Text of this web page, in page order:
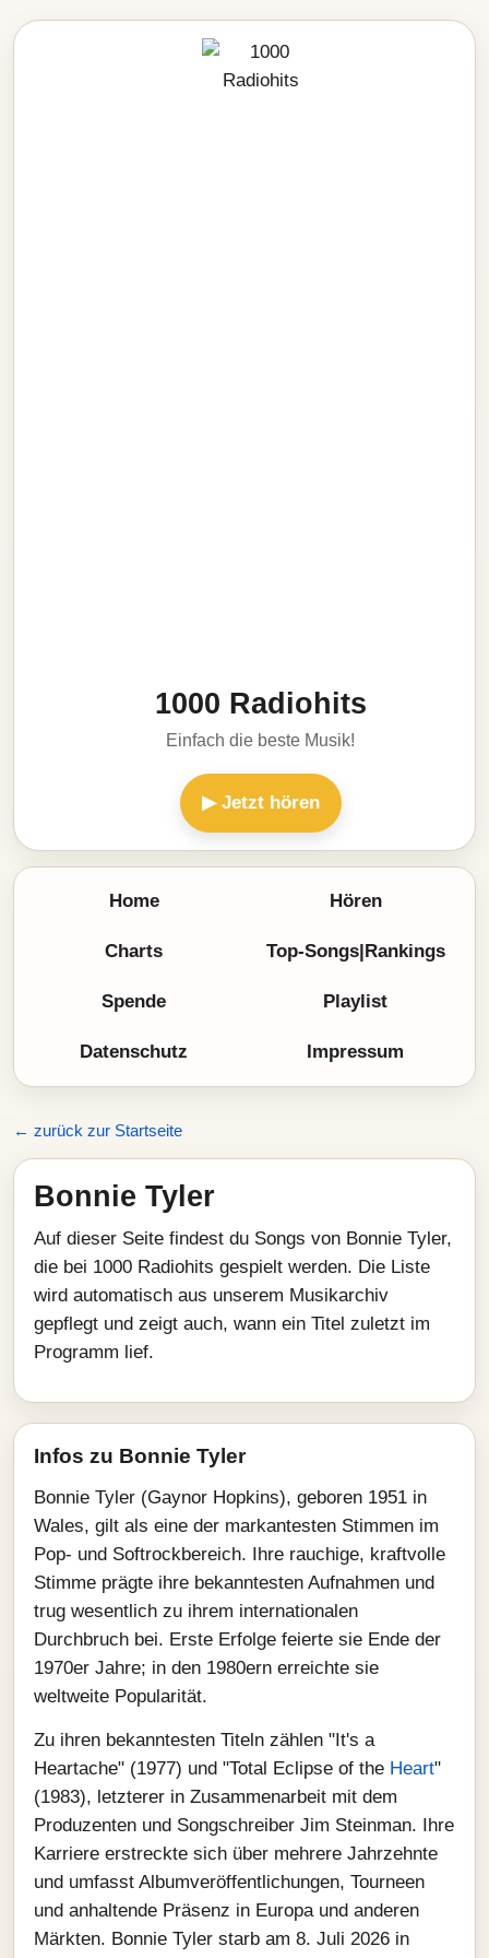
1000 Radiohits
Einfach die beste Musik!
▶ Jetzt hören
Home Hören
Charts Top-Songs|Rankings
Spende Playlist
Datenschutz Impressum
← zurück zur Startseite
Bonnie Tyler
Auf dieser Seite findest du Songs von Bonnie Tyler,
die bei 1000 Radiohits gespielt werden. Die Liste
wird automatisch aus unserem Musikarchiv
gepflegt und zeigt auch, wann ein Titel zuletzt im
Programm lief.
Infos zu Bonnie Tyler
Bonnie Tyler (Gaynor Hopkins), geboren 1951 in
Wales, gilt als eine der markantesten Stimmen im
Pop- und Softrockbereich. Ihre rauchige, kraftvolle
Stimme prägte ihre bekanntesten Aufnahmen und
trug wesentlich zu ihrem internationalen
Durchbruch bei. Erste Erfolge feierte sie Ende der
1970er Jahre; in den 1980ern erreichte sie
weltweite Popularität.
Zu ihren bekanntesten Titeln zählen "It's a
Heartache" (1977) und "Total Eclipse of the Heart"
(1983), letzterer in Zusammenarbeit mit dem
Produzenten und Songschreiber Jim Steinman. Ihre
Karriere erstreckte sich über mehrere Jahrzehnte
und umfasst Albumveröffentlichungen, Tourneen
und anhaltende Präsenz in Europa und anderen
Märkten. Bonnie Tyler starb am 8. Juli 2026 in